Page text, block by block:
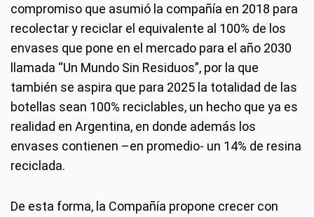
compromiso que asumió la compañía en 2018 para
recolectar y reciclar el equivalente al 100% de los
envases que pone en el mercado para el año 2030
llamada “Un Mundo Sin Residuos”, por la que
también se aspira que para 2025 la totalidad de las
botellas sean 100% reciclables, un hecho que ya es
realidad en Argentina, en donde además los
envases contienen –en promedio- un 14% de resina
reciclada.
De esta forma, la Compañía propone crecer con